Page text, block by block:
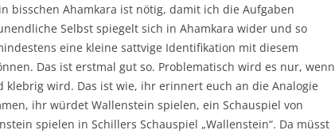
bisschen Ahamkara ist nötig, damit ich die Aufgaben
Selbst spiegelt sich in Ahamkara wider und so
eine kleine sattvige Identifikation mit diesem
Das ist erstmal gut so. Problematisch wird es nur, wenn
klebrig wird. Das ist wie, ihr erinnert euch an die Analogie
ihr würdet Wallenstein spielen, ein Schauspiel von
spielen in Schillers Schauspiel „Wallenstein“. Da müsst